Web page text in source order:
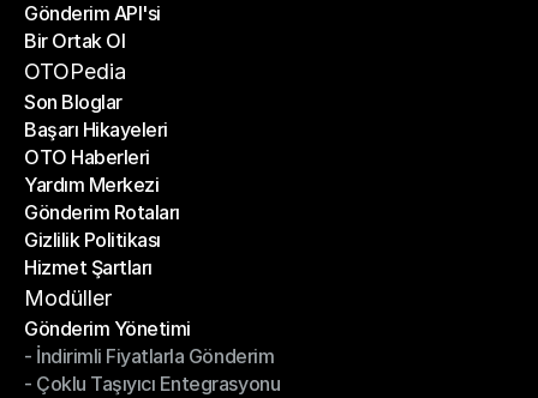
E-Ticaret Platformları
Gönderim API'si
Gönderim API'si
Bir Ortak Ol
Bir Ortak Ol
OTOPedia
Son Bloglar
Son Bloglar
Başarı Hikayeleri
Başarı Hikayeleri
OTO Haberleri
OTO Haberleri
Yardım Merkezi
Yardım Merkezi
Gönderim Rotaları
Gönderim Rotaları
Gizlilik Politikası
Gizlilik Politikası
Hizmet Şartları
Hizmet Şartları
Modüller
Gönderim Yönetimi
Gönderim Yönetimi
- İndirimli Fiyatlarla Gönderim
- İndirimli Fiyatlarla Gönderim
- Çoklu Taşıyıcı Entegrasyonu